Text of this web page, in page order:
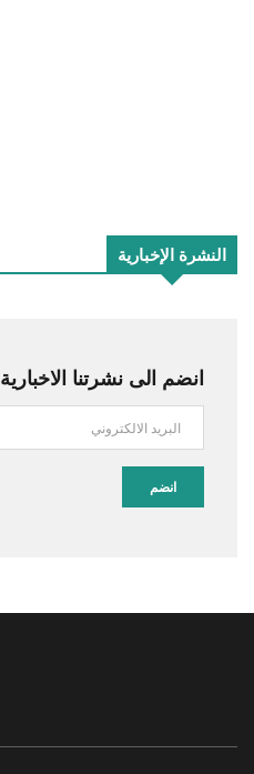
النشرة الإخبارية
انضم الى نشرتنا الاخبارية
انضم